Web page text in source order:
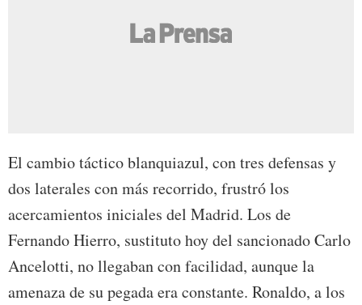
El cambio táctico blanquiazul, con tres defensas y
dos laterales con más recorrido, frustró los
acercamientos iniciales del Madrid. Los de
Fernando Hierro, sustituto hoy del sancionado Carlo
Ancelotti, no llegaban con facilidad, aunque la
amenaza de su pegada era constante. Ronaldo, a los